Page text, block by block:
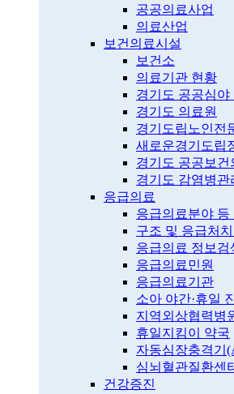
공공의료사업
의료산업
보건의료시설
보건소
의료기관 현황
경기도 공공심야
경기도 의료원
경기도립노인전
새로운경기도립
경기도 공공보건
경기도 감염병관
응급의료
응급의료분야 등
구조 및 응급처
응급의료 정보검
응급의료민원
응급의료기관
소아 야간·휴일
지역외상협력병
휴일지킴이 약국
자동심장충격기
심뇌혈관질환센
건강증진